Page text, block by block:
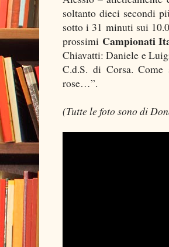
soltanto dieci secondi
sotto i 31 minuti sui
prossimi Campionati
Chiavatti: Daniele e
C.d.S. di Corsa.
rose…”.
(Tutte le foto sono di